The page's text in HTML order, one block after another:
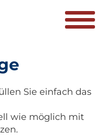
Sie einfach das
wie möglich mit